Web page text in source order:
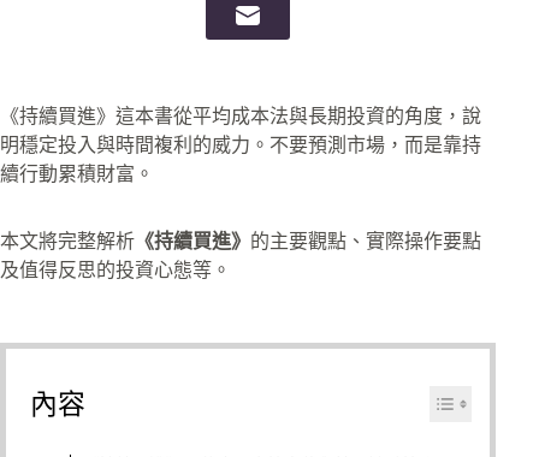
《持續買進》這本書從平均成本法與長期投資的角度，說
明穩定投入與時間複利的威力。不要預測市場，而是靠持
續行動累積財富。
本文將完整解析 《持續買進》 的主要觀點、實際操作要點
及值得反思的投資心態等。
內容